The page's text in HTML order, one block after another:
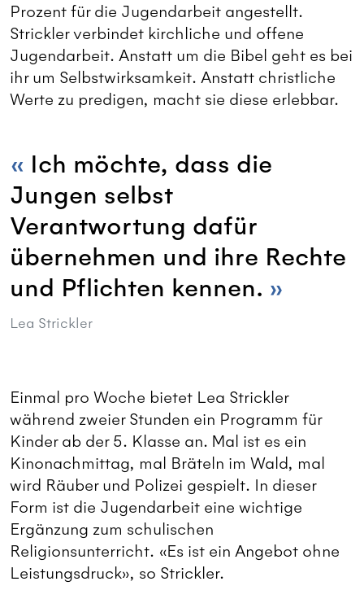
Prozent für die Jugendarbeit angestellt.
Strickler verbindet kirchliche und offene
Jugendarbeit. Anstatt um die Bibel geht es bei
ihr um Selbstwirksamkeit. Anstatt christliche
Werte zu predigen, macht sie diese erlebbar.
Ich möchte, dass die
Jungen selbst
Verantwortung dafür
übernehmen und ihre Rechte
und Pflichten kennen.
Lea Strickler
Einmal pro Woche bietet Lea Strickler
während zweier Stunden ein Programm für
Kinder ab der 5. Klasse an. Mal ist es ein
Kinonachmittag, mal Bräteln im Wald, mal
wird Räuber und Polizei gespielt. In dieser
Form ist die Jugendarbeit eine wichtige
Ergänzung zum schulischen
Religionsunterricht. «Es ist ein Angebot ohne
Leistungsdruck», so Strickler.